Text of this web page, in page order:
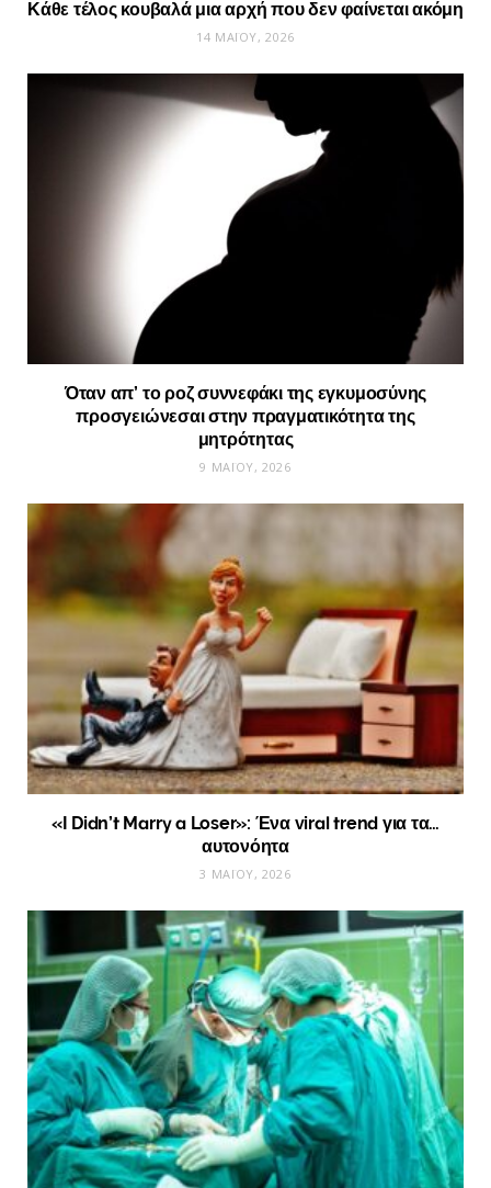
Κάθε τέλος κουβαλά μια αρχή που δεν φαίνεται ακόμη
14 ΜΑΪ́ΟΥ, 2026
Όταν απ’ το ροζ συννεφάκι της εγκυμοσύνης
προσγειώνεσαι στην πραγματικότητα της
μητρότητας
9 ΜΑΪ́ΟΥ, 2026
«I Didn’t Marry a Loser»: Ένα viral trend για τα…
αυτονόητα
3 ΜΑΪ́ΟΥ, 2026